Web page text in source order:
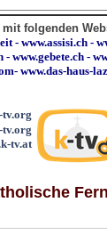
mit folgenden
- www.assisi.ch -
- www.gebete.ch -
- www.das-haus-
tv.org
tv.org
tv.at